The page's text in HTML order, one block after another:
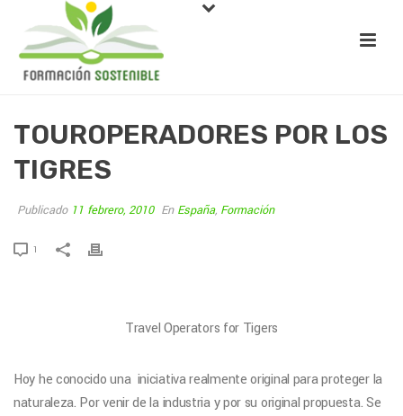
TOUROPERADORES POR LOS
TIGRES
Publicado 11 febrero, 2010 En España, Formación
1
Travel Operators for Tigers
Hoy he conocido una iniciativa realmente original para proteger la
naturaleza. Por venir de la industria y por su original propuesta. Se